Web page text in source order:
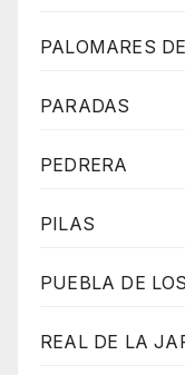
PALOMARES
PARADAS
PEDRERA
PILAS
PUEBLA DE
REAL DE LA